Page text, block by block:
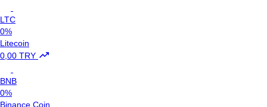
LTC
0%
Litecoin
0,00 TRY
BNB
0%
Binance Coin